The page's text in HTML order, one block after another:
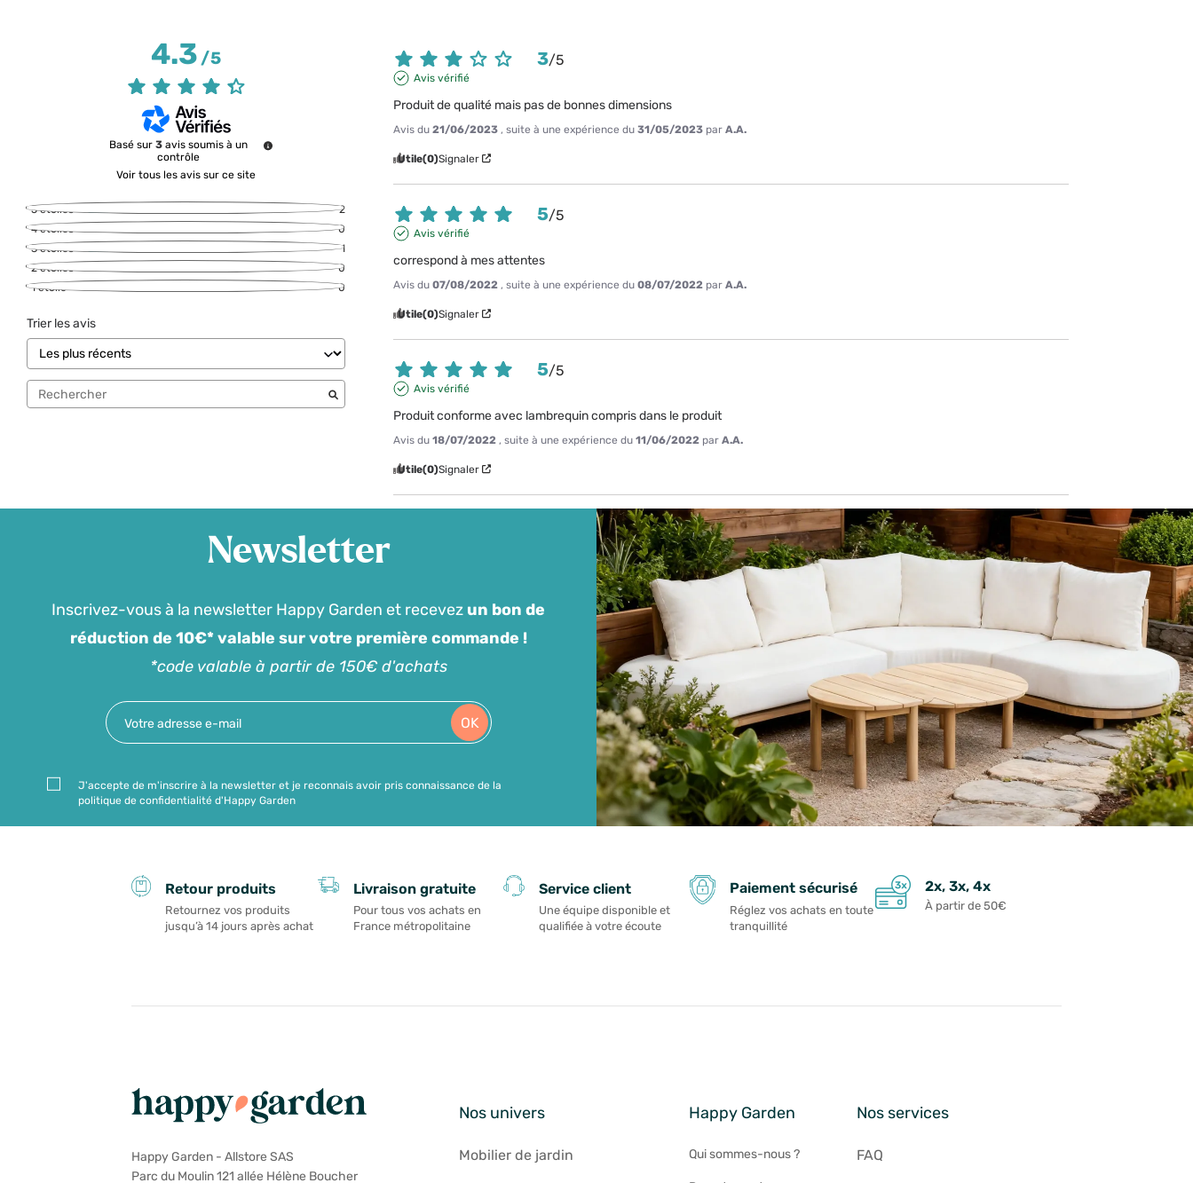
4.3/5
Basé sur 3 avis soumis à un
contrôle
Voir tous les avis sur ce site
5étoiles
2
4étoiles
0
3étoiles
1
2étoiles
0
1étoile 0
Trier les avis
3/5
Avis vérifié
Produit de qualité mais pas de bonnes dimensions
Avis du21/06/2023 , suite à une expérience du31/05/2023 parA.A.
Utile(0)Signaler
5/5
Avis vérifié
correspond à mes attentes
Avis du07/08/2022 , suite à une expérience du08/07/2022 parA.A.
Utile(0)Signaler
5/5
Avis vérifié
Produit conforme avec lambrequin compris dans le produit
Avis du18/07/2022 , suite à une expérience du11/06/2022 parA.A.
Utile(0)Signaler
Newsletter
Inscrivez-vous à la newsletter Happy Garden et recevez un bon de
réduction de 10€* valable sur votre première commande !
*code valable à partir de 150€ d'achats
OK
J'accepte de m'inscrire à la newsletter et je reconnais avoir pris connaissance de la
politique de confidentialité d'Happy Garden
Retour produits
Retournez vos produits
jusqu’à 14 jours après achat
Livraison gratuite
Pour tous vos achats en
France métropolitaine
Service client
Une équipe disponible et
qualifiée à votre écoute
Paiement sécurisé
Réglez vos achats en toute
tranquillité
2x, 3x, 4x
À partir de 50€
Happy Garden - Allstore SAS
Parc du Moulin 121 allée Hélène Boucher
Nos univers
Mobilier de jardin
Happy Garden
Qui sommes-nous ?
Nos services
FAQ